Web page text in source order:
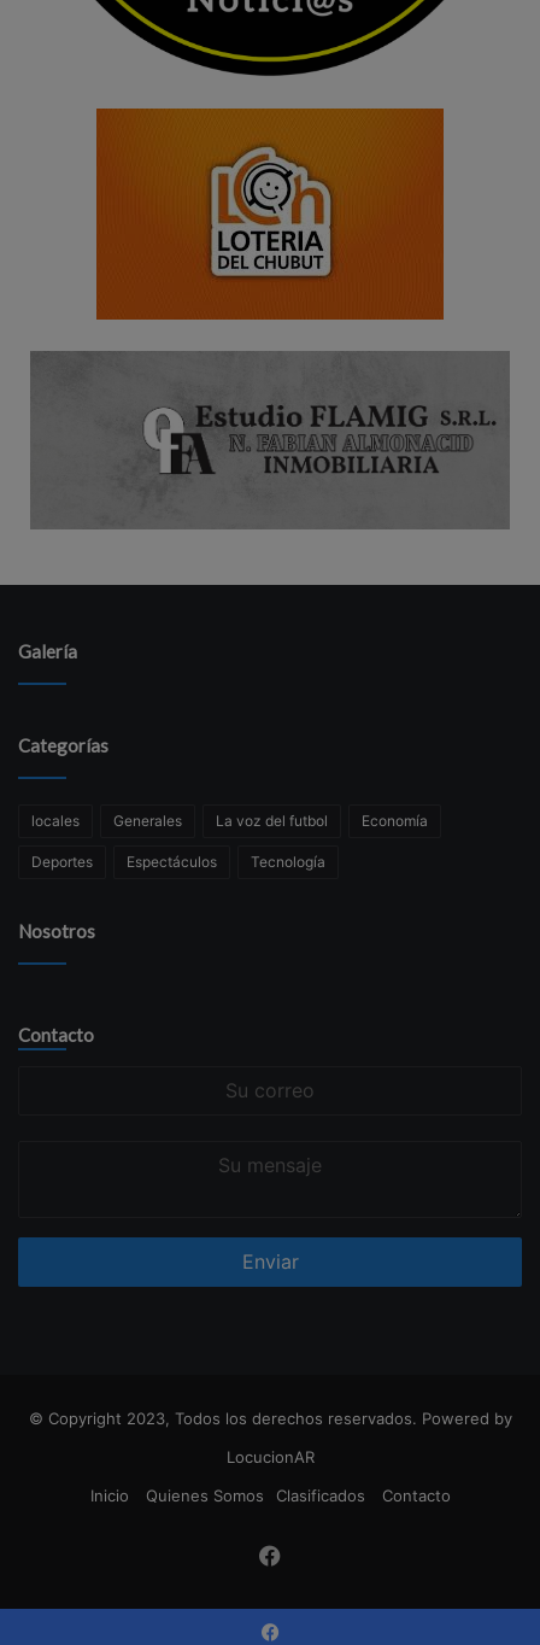
Galería
Categorías
locales Generales La voz del futbol Economía
Deportes Espectáculos Tecnología
Nosotros
Contacto
© Copyright 2023, Todos los derechos reservados. Powered by
LocucionAR
Inicio
Quienes Somos Clasificados Contacto